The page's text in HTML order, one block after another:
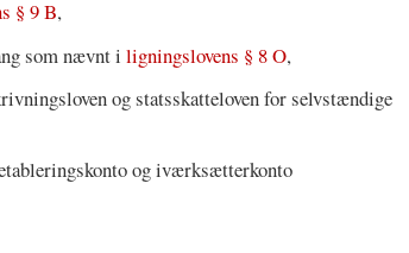
§ 9 B,
som nævnt i ligningslovens § 8 O,
og statsskatteloven for selvstændige
og iværksætterkonto